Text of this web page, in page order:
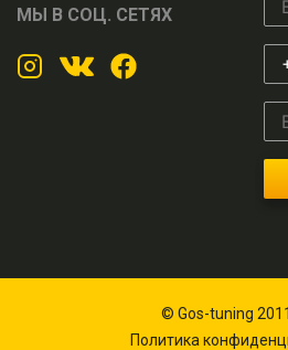
МЫ В СОЦ. СЕТЯХ
© Gos-tuning
Политика